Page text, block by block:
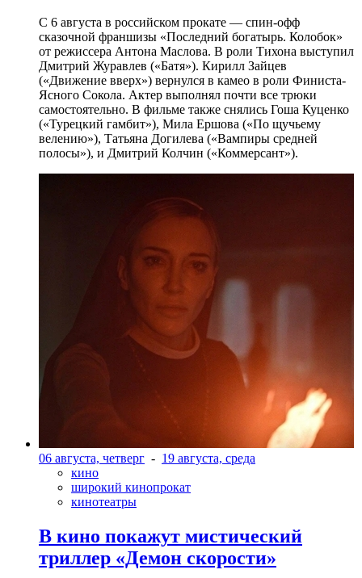
С 6 августа в российском прокате — спин-офф
сказочной франшизы «Последний богатырь. Колобок»
от режиссера Антона Маслова. В роли Тихона выступил
Дмитрий Журавлев («Батя»). Кирилл Зайцев
(«Движение вверх») вернулся в камео в роли Финиста-
Ясного Сокола. Актер выполнял почти все трюки
самостоятельно. В фильме также снялись Гоша Куценко
(«Турецкий гамбит»), Мила Ершова («По щучьему
велению»), Татьяна Догилева («Вампиры средней
полосы»), и Дмитрий Колчин («Коммерсант»).
06 августа, четверг - 19 августа, среда
кино
широкий кинопрокат
кинотеатры
В кино покажут мистический
триллер «Демон скорости»